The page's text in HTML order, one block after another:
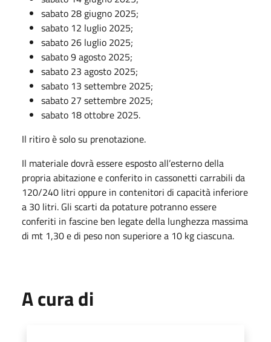
sabato 28 giugno 2025;
sabato 12 luglio 2025;
sabato 26 luglio 2025;
sabato 9 agosto 2025;
sabato 23 agosto 2025;
sabato 13 settembre 2025;
sabato 27 settembre 2025;
sabato 18 ottobre 2025.
Il ritiro è solo su prenotazione.
Il materiale dovrà essere esposto all’esterno della
propria abitazione e conferito in cassonetti carrabili da
120/240 litri oppure in contenitori di capacità inferiore
a 30 litri. Gli scarti da potature potranno essere
conferiti in fascine ben legate della lunghezza massima
di mt 1,30 e di peso non superiore a 10 kg ciascuna.
A cura di